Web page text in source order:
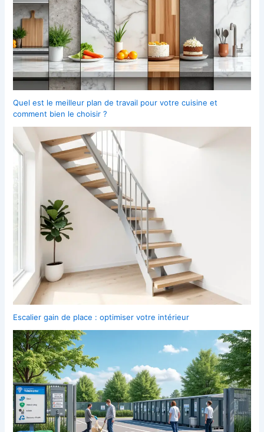
Quel est le meilleur plan de travail pour votre cuisine et
comment bien le choisir ?
Escalier gain de place : optimiser votre intérieur